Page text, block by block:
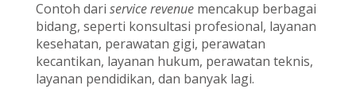
Contoh dari service revenuemencakup berbagai
bidang, seperti konsultasi profesional, layanan
kesehatan, perawatan gigi, perawatan
kecantikan, layanan hukum, perawatan teknis,
layanan pendidikan, dan banyak lagi.